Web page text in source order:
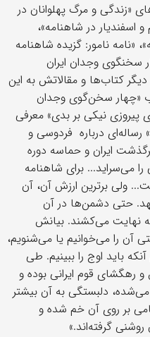
«زندگی و مرگ پهلوانان در
اسفندیار در ش‍اه‍ن‍ام‍ه»،
«ن‍امه ن‍ام‍ور: گ‍زی‍ده ش‍اه‍ن‍ام‍ه
س‍خ‍ن‍گ‍وی وج‍دان ای‍ران
کتاب‌ها و مقالاتش به این
«چهار سخن‌گوی وجدان
پیروزی نیکی بر بدی‌» معرفی
درباره فردوسی و
ایران‌ و حماسه دوره‌
می‌سراید... برای شاهنامه‌
ولی‌ برترین‌ ارزش‌ آن‌، آن‌
حتی‌ دشمن‌ها در آن‌
نهایت‌ می‌کشند. بیانش‌
آن‌ را می‌خوانیم‌ یا می‌شنویم‌،
باید اوج‌ را ببینیم‌. طی
قوم‌ ایرانی‌ بوده‌ و
دلبستگی‌ به‌ آن‌ بیشتر
بر روی‌ آن‌ خم‌ شده‌ و
گرفته‌اند.»